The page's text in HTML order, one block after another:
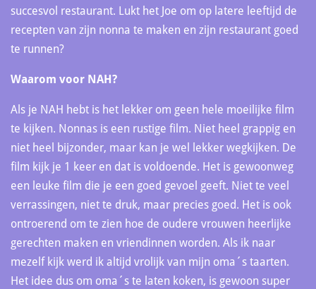
succesvol restaurant. Lukt het Joe om op latere leeftijd de
recepten van zijn nonna te maken en zijn restaurant goed
te runnen?
Waarom voor NAH?
Als je NAH hebt is het lekker om geen hele moeilijke film
te kijken. Nonnas is een rustige film. Niet heel grappig en
niet heel bijzonder, maar kan je wel lekker wegkijken. De
film kijk je 1 keer en dat is voldoende. Het is gewoonweg
een leuke film die je een goed gevoel geeft. Niet te veel
verrassingen, niet te druk, maar precies goed. Het is ook
ontroerend om te zien hoe de oudere vrouwen heerlijke
gerechten maken en vriendinnen worden. Als ik naar
mezelf kijk werd ik altijd vrolijk van mijn oma´s taarten.
Het idee dus om oma´s te laten koken, is gewoon super